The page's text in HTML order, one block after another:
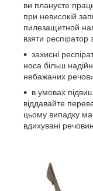
ви плануєте
при невисокій
пилезащитной
взяти
захисні
носа більш
небажаних
в умовах
віддавайте
цьому випадку
вдихувані